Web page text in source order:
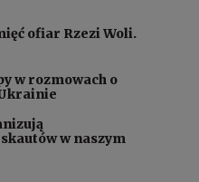
ofiar Rzezi Woli.
w rozmowach o
w naszym